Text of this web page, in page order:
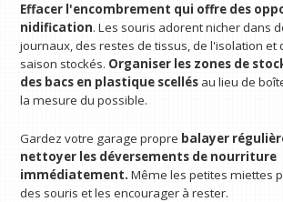
Effacer l'encombrement qui offre des
nidification. Les souris adorent nicher dans
journaux, des restes de tissus, de l'isolation et
saison stockés. Organiser les zones de
des bacs en plastique scellés au lieu de
la mesure du possible.
Gardez votre garage propre balayer
nettoyer les déversements de nourriture
immédiatement. Même les petites miettes
des souris et les encourager à rester.